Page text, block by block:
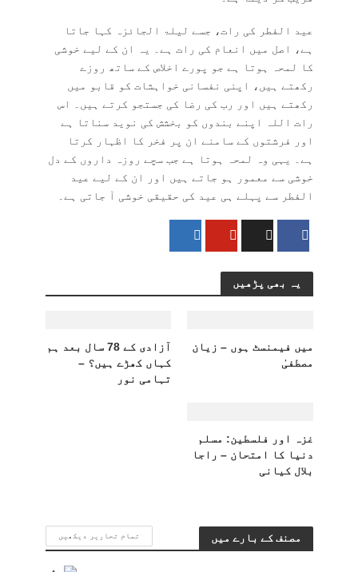
عید الفطر کی رات، جسے لیلۃ الجائزہ کہا جاتا
ہے، اصل میں انعام کی رات ہے۔ یہ ان کے لیے خوشی
کا لمحہ ہوتا ہے جو پورے اخلاص کے ساتھ روزے
رکھتے ہیں، اپنی نفسانی خواہشات کو قابو میں
رکھتے ہیں اور رب کی رضا کی جستجو کرتے ہیں۔ اس
رات اللہ اپنے بندوں کو بخشش کی نوید سناتا ہے
اور فرشتوں کے سامنے ان پر فخر کا اظہار کرتا
ہے۔ یہی وہ لمحہ ہوتا ہے جب سچے روزہ داروں کے دل
خوشی سے معمور ہو جاتے ہیں اور ان کے لیے عید
الفطر سے پہلے ہی عید کی حقیقی خوشی آ جاتی ہے۔
یہ بھی پڑھیں
میں فیمنسٹ ہوں – زیان
مصطفیٰ
آزادی کے 78 سال بعد ہم
کہاں کھڑے ہیں؟ –
تہامی نور
غزہ اور فلسطین: مسلم
دنیا کا امتحان – راجا
بلال کیانی
مصنف کے بارے میں تمام تحاریر دیکھیں